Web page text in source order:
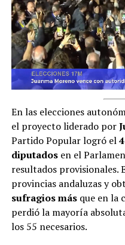
En las elecciones
el proyecto liderado por
Partido Popular logró el
diputadosen el
resultados provisionales.
provincias andaluzas y
sufragios másque en la
perdió la mayoría
los 55 necesarios.